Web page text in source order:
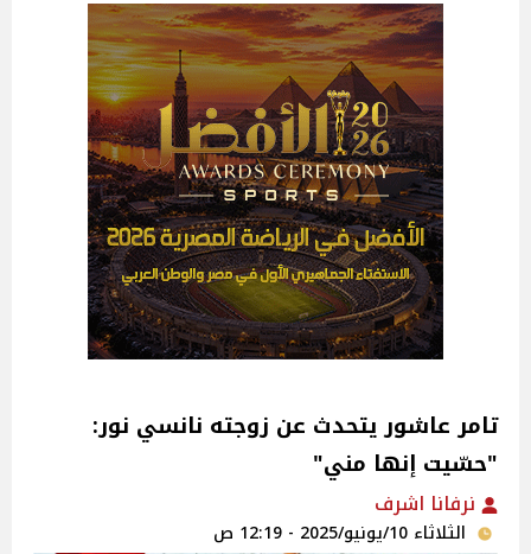
تامر عاشور يتحدث عن زوجته نانسي نور:
"حسّيت إنها مني"‎
نرفانا اشرف
الثلاثاء 10/يونيو/2025 - 12:19 ص